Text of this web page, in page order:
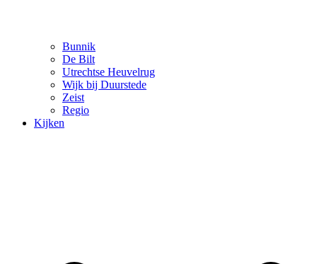
Bunnik
De Bilt
Utrechtse Heuvelrug
Wijk bij Duurstede
Zeist
Regio
Kijken